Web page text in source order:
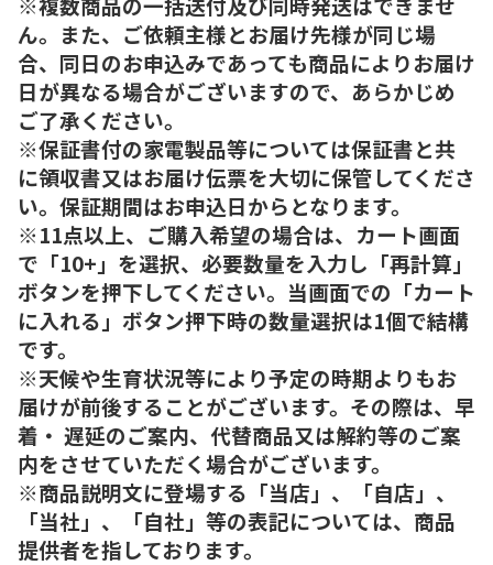
ん。また、ご依頼主様とお届け先様が同じ場
合、同日のお申込みであっても商品によりお届け
日が異なる場合がございますので、あらかじめ
ご了承ください。
※保証書付の家電製品等については保証書と共
に領収書又はお届け伝票を大切に保管してくださ
い。保証期間はお申込日からとなります。
※11点以上、ご購入希望の場合は、カート画面
で「10+」を選択、必要数量を入力し「再計算」
ボタンを押下してください。当画面での「カート
に入れる」ボタン押下時の数量選択は1個で結構
です。
※天候や生育状況等により予定の時期よりもお
届けが前後することがございます。その際は、早
着・ 遅延のご案内、代替商品又は解約等のご案
内をさせていただく場合がございます。
※商品説明文に登場する「当店」、「自店」、
「当社」、「自社」等の表記については、商品
提供者を指しております。